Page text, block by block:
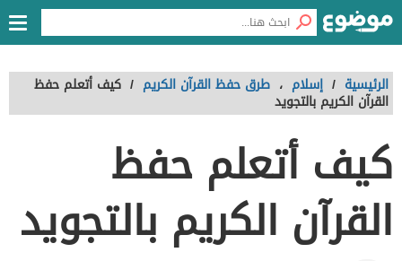
الرئيسية / إسلام ، طرق حفظ القرآن الكريم / كيف أتعلم حفظ
القرآن الكريم بالتجويد
كيف أتعلم حفظ
القرآن الكريم بالتجويد